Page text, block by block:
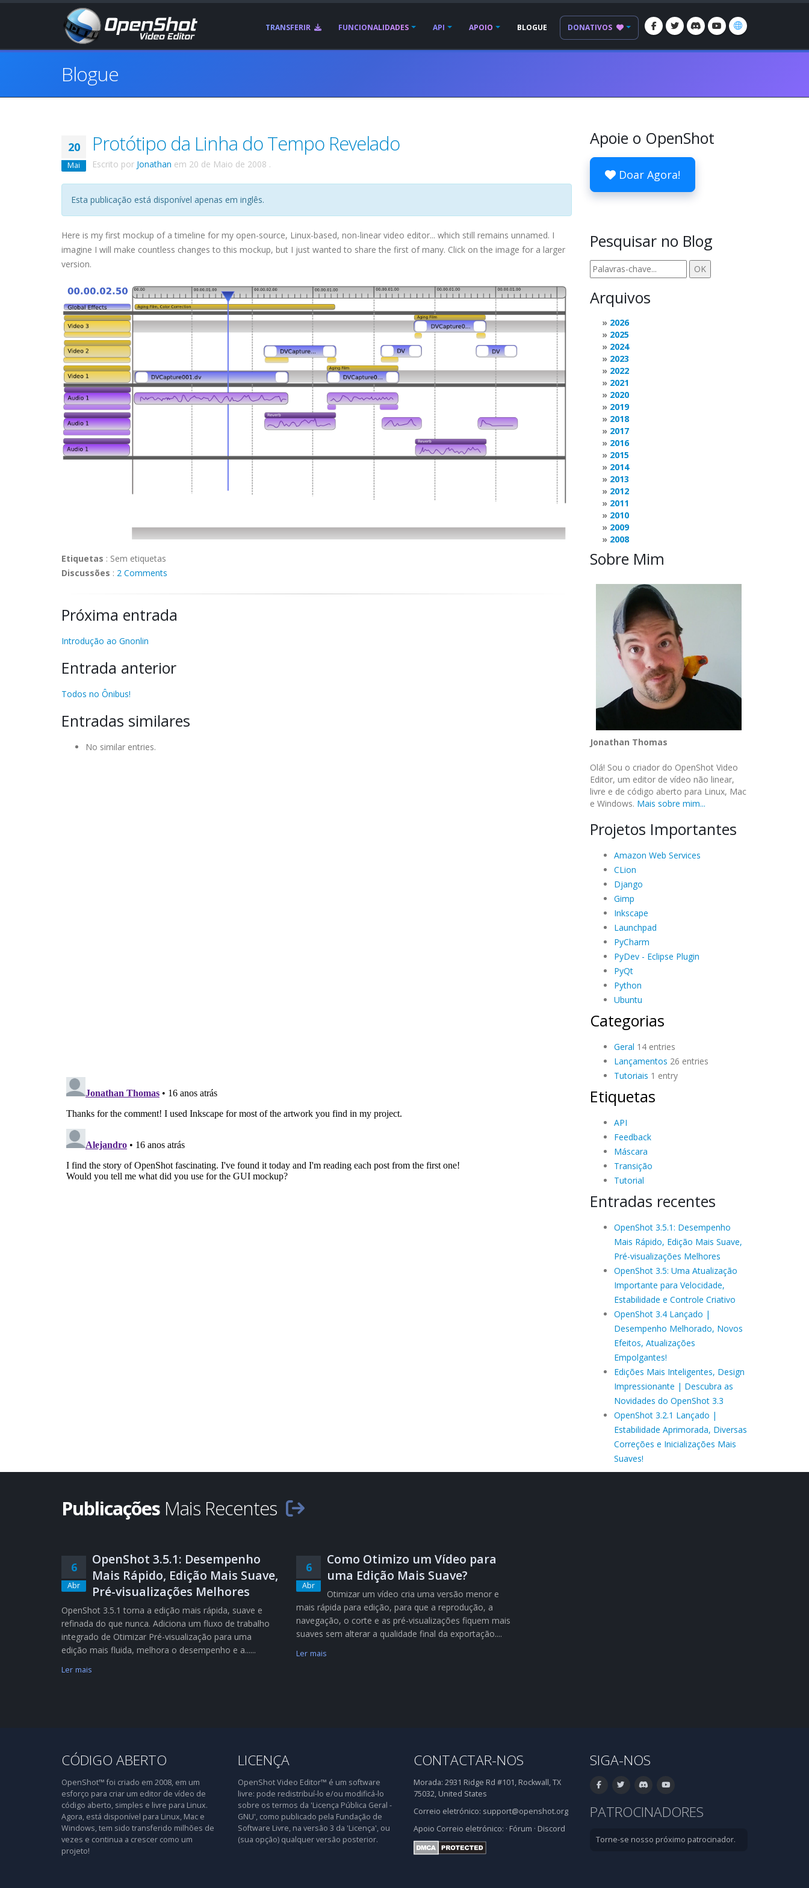
TRANSFERIR FUNCIONALIDADES API APOIO BLOGUE DONATIVOS
Blogue
20
Mai
Protótipo da Linha do Tempo Revelado
Escrito por Jonathan em 20 de Maio de 2008 .
Esta publicação está disponível apenas em inglês.
Here is my first mockup of a timeline for my open-source, Linux-based, non-linear video editor... which still remains unnamed. I
imagine I will make countless changes to this mockup, but I just wanted to share the first of many. Click on the image for a larger
version.
Etiquetas : Sem etiquetas
Discussões : 2 Comments
Próxima entrada
Introdução ao Gnonlin
Entrada anterior
Todos no Ônibus!
Entradas similares
No similar entries.
Apoie o OpenShot
Doar Agora!
Pesquisar no Blog
Arquivos
2026
2025
2024
2023
2022
2021
2020
2019
2018
2017
2016
2015
2014
2013
2012
2011
2010
2009
2008
Sobre Mim
Jonathan Thomas
Olá! Sou o criador do OpenShot Video
Editor, um editor de vídeo não linear,
livre e de código aberto para Linux, Mac
e Windows. Mais sobre mim...
Projetos Importantes
Amazon Web Services
CLion
Django
Gimp
Inkscape
Launchpad
PyCharm
PyDev - Eclipse Plugin
PyQt
Python
Ubuntu
Categorias
Geral 14 entries
Lançamentos 26 entries
Tutoriais 1 entry
Etiquetas
API
Feedback
Máscara
Transição
Tutorial
Entradas recentes
OpenShot 3.5.1: Desempenho
Mais Rápido, Edição Mais Suave,
Pré-visualizações Melhores
OpenShot 3.5: Uma Atualização
Importante para Velocidade,
Estabilidade e Controle Criativo
OpenShot 3.4 Lançado |
Desempenho Melhorado, Novos
Efeitos, Atualizações
Empolgantes!
Edições Mais Inteligentes, Design
Impressionante | Descubra as
Novidades do OpenShot 3.3
OpenShot 3.2.1 Lançado |
Estabilidade Aprimorada, Diversas
Correções e Inicializações Mais
Suaves!
Publicações Mais Recentes
6
Abr
OpenShot 3.5.1: Desempenho
Mais Rápido, Edição Mais Suave,
Pré-visualizações Melhores
OpenShot 3.5.1 torna a edição mais rápida, suave e
refinada do que nunca. Adiciona um fluxo de trabalho
integrado de Otimizar Pré-visualização para uma
edição mais fluida, melhora o desempenho e a......
Ler mais
6
Abr
Como Otimizo um Vídeo para
uma Edição Mais Suave?
Otimizar um vídeo cria uma versão menor e
mais rápida para edição, para que a reprodução, a
navegação, o corte e as pré-visualizações fiquem mais
suaves sem alterar a qualidade final da exportação....
Ler mais
CÓDIGO ABERTO
OpenShot™ foi criado em 2008, em um
esforço para criar um editor de vídeo de
código aberto, simples e livre para Linux.
Agora, está disponível para Linux, Mac e
Windows, tem sido transferido milhões de
vezes e continua a crescer como um
projeto!
LICENÇA
OpenShot Video Editor™ é um software
livre: pode redistribuí-lo e/ou modificá-lo
sobre os termos da 'Licença Pública Geral -
GNU', como publicado pela Fundação de
Software Livre, na versão 3 da 'Licença', ou
(sua opção) qualquer versão posterior.
CONTACTAR-NOS
Morada: 2931 Ridge Rd #101, Rockwall, TX
75032, United States
Correio eletrónico: support@openshot.org
Apoio Correio eletrónico: · Fórum · Discord
SIGA-NOS
PATROCINADORES
Torne-se nosso próximo patrocinador.